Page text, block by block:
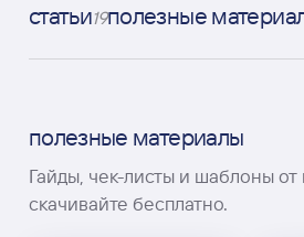
статьи19полезные
полезные материалы
Гайды, чек-листы и шаблоны
скачивайте бесплатно.